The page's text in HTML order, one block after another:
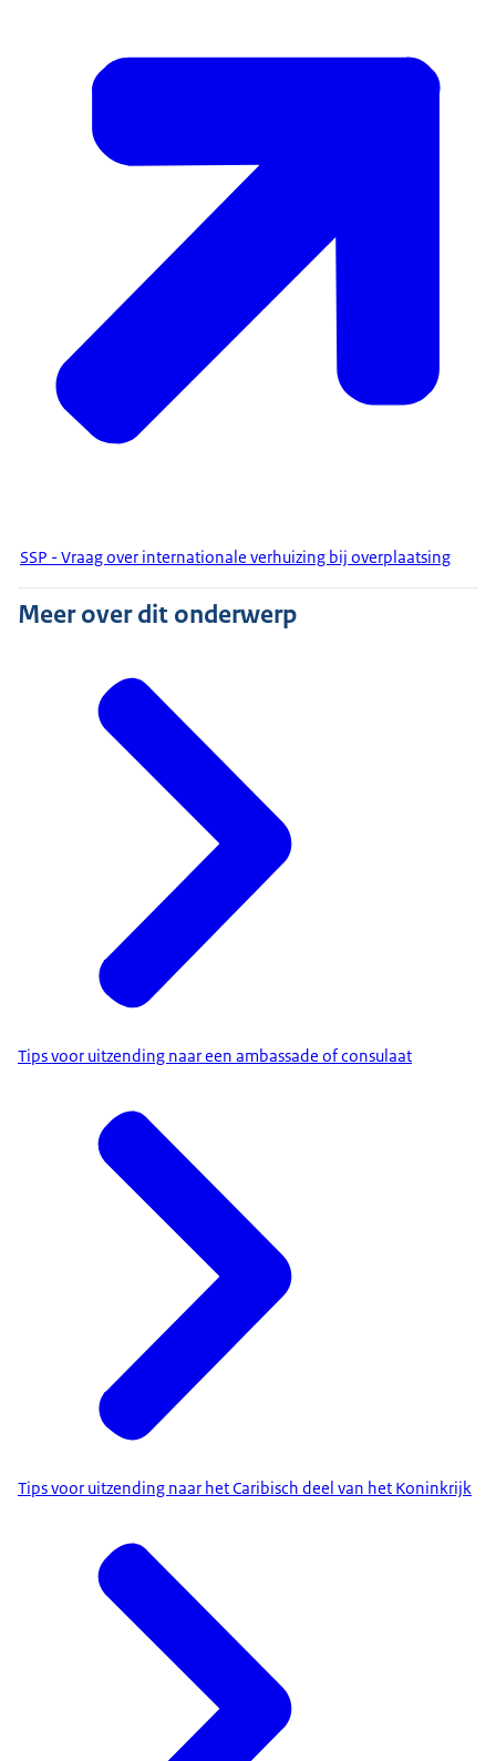
SSP - Vraag over internationale verhuizing bij overplaatsing
Meer over dit onderwerp
Tips voor uitzending naar een ambassade of consulaat
Tips voor uitzending naar het Caribisch deel van het Koninkrijk